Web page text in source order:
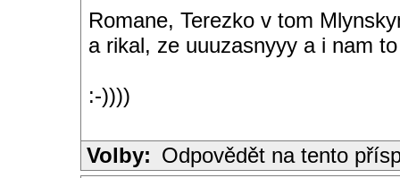
Romane, Terezko v tom
a rikal, ze uuuzasnyyy a i nam
:-))))
Volby: Odpovědět na tento